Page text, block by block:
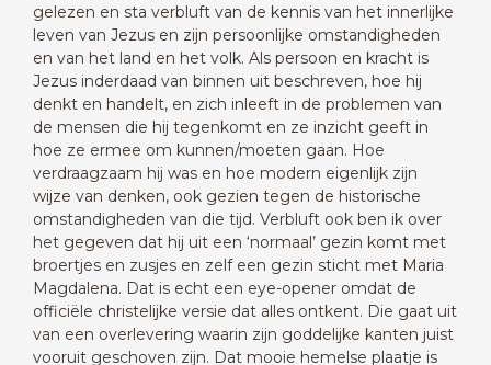
gelezen en sta verbluft van de kennis van het innerlijke
leven van Jezus en zijn persoonlijke omstandigheden
en van het land en het volk. Als persoon en kracht is
Jezus inderdaad van binnen uit beschreven, hoe hij
denkt en handelt, en zich inleeft in de problemen van
de mensen die hij tegenkomt en ze inzicht geeft in
hoe ze ermee om kunnen/moeten gaan. Hoe
verdraagzaam hij was en hoe modern eigenlijk zijn
wijze van denken, ook gezien tegen de historische
omstandigheden van die tijd. Verbluft ook ben ik over
het gegeven dat hij uit een ‘normaal’ gezin komt met
broertjes en zusjes en zelf een gezin sticht met Maria
Magdalena. Dat is echt een eye-opener omdat de
officiële christelijke versie dat alles ontkent. Die gaat uit
van een overlevering waarin zijn goddelijke kanten juist
vooruit geschoven zijn. Dat mooie hemelse plaatje is